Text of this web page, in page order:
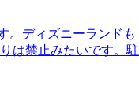
。ディズニーランドも
は禁止みたいです。駐